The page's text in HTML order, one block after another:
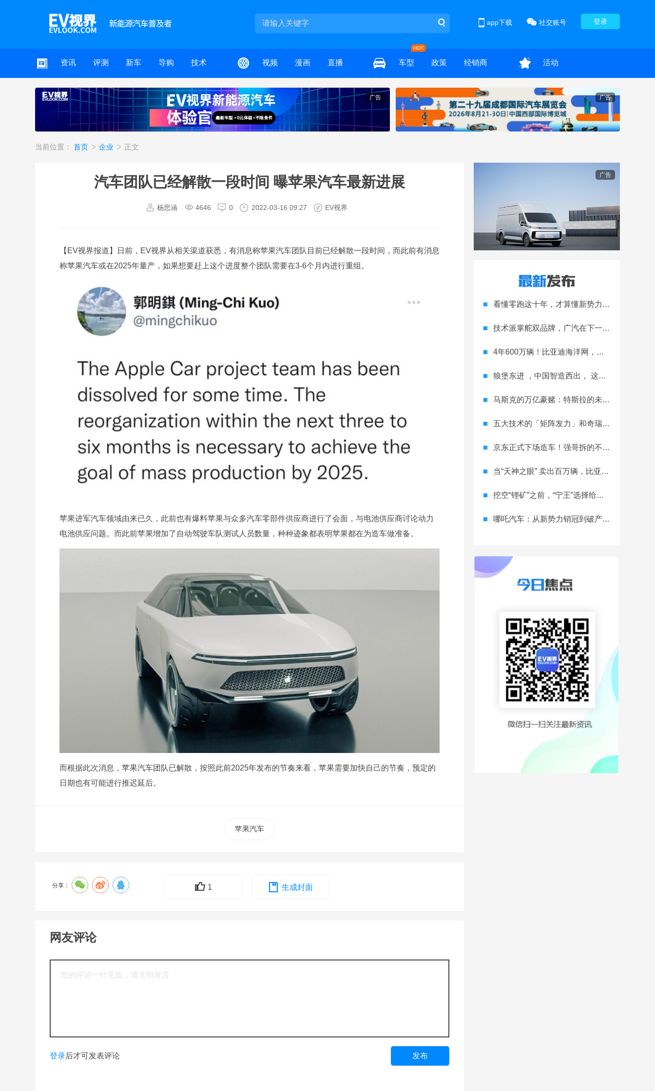
登录
社交账号
app下载
资讯 评测 新车 导购 技术 视频 漫画 直播 车型 政策 经销商 活动
广告 广告
当前位置： 首页 企业 正文
汽车团队已经解散一段时间 曝苹果汽车最新进展
杨思涵 4646 0 2022-03-16 09:27 EV视界
【EV视界报道】日前，EV视界从相关渠道获悉，有消息称苹果汽车团队目前已经解散一段时间，而此前有消息
称苹果汽车或在2025年量产，如果想要赶上这个进度整个团队需要在3-6个月内进行重组。
苹果进军汽车领域由来已久，此前也有爆料苹果与众多汽车零部件供应商进行了会面，与电池供应商讨论动力
电池供应问题。而此前苹果增加了自动驾驶车队测试人员数量，种种迹象都表明苹果都在为造车做准备。
而根据此次消息，苹果汽车团队已解散，按照此前2025年发布的节奏来看，苹果需要加快自己的节奏，预定的
日期也有可能进行推迟延后。
苹果汽车
分享： 1 生成封面
网友评论
登录后才可发表评论 发布
广告
看懂零跑这十年，才算懂新势力的生存法则
技术派掌舵双品牌，广汽在下一盘大棋
4年600万辆！比亚迪海洋网，跑完合资车企20年的路
狼堡东进 ，中国智造西出， 这就是与众 08 的双向奔赴
马斯克的万亿豪赌：特斯拉的未来之战
五大技术的「矩阵发力」和奇瑞的「全球抢滩」
京东正式下场造车！强哥拆的不只是车市，是产业的墙？
当“天神之眼” 卖出百万辆，比亚迪改写的不只是销量榜
挖空“锂矿”之前，“宁王”选择给电池“续命”
哪吒汽车：从新势力销冠到破产重整，一场跌宕起伏的“闹剧”